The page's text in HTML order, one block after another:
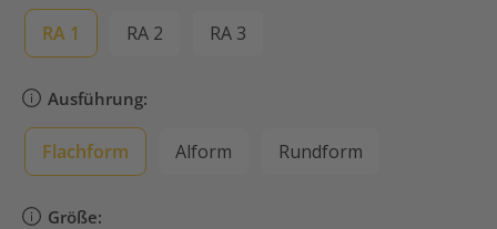
RA 1 RA 2 RA 3
Ausführung:
Flachform Alform Rundform
Größe: